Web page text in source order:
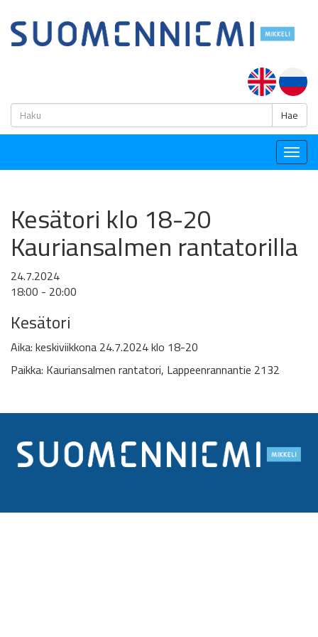
Hae
Kesätori klo 18-20
Kauriansalmen rantatorilla
24.7.2024
18:00 - 20:00
Kesätori
Aika: keskiviikkona 24.7.2024 klo 18-20
Paikka: Kauriansalmen rantatori, Lappeenrannantie 2132